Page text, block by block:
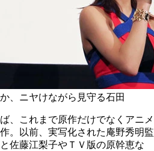
、ニヤけながら見守る石田
、これまで原作だけでなくアニメ
。以前、実写化された庵野秀明監
佐藤江梨子やＴＶ版の原幹恵な